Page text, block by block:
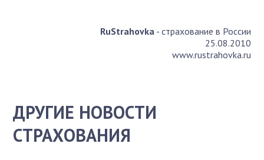
RuStrahovka- страхование в России
25.08.2010
www.rustrahovka.ru
ДРУГИЕ НОВОСТИ
СТРАХОВАНИЯ